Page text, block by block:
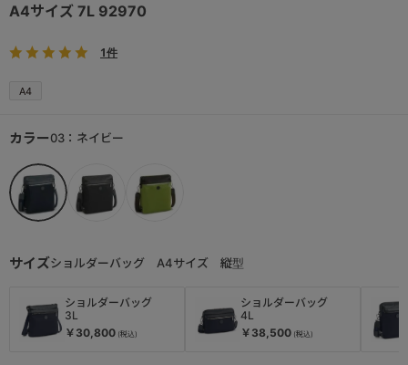
A4サイズ 7L 92970
1件
A4
サイズショルダーバッグ A4サイズ 縦型
ショルダーバッグ
3L
￥30,800
ショルダーバッグ
4L
￥38,500
カラー03：ネイビー